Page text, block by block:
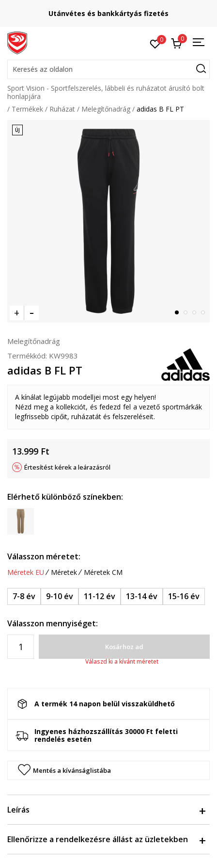
Utánvétes és bankkártyás fizetés
0 0
Keresés az oldalon
Sport Vision - Sportfelszerelés, lábbeli és ruházatot árusító bolt
honlapjára
Termékek
Ruházat Melegítőnadrág adidas B FL PT
ÚJ
Melegítőnadrág
Termékkód: KW9983
adidas B FL PT
A kínálat legújabb modelljei most egy helyen!
Nézd meg a kollekciót, és fedezd fel a vezető sportmárkák
legfrissebb cipőit, ruházatát és felszereléseit.
13.999 Ft
Értesítést kérek a leárazásról
Elérhető különböző színekben:
Válasszon méretet:
Méretek EU Méretek Méretek CM
7-8 év 9-10 év 11-12 év 13-14 év 15-16 év
Válasszon mennyiséget:
Kosárhoz ad
Válaszd ki a kívánt méretet
A termék 14 napon belül visszaküldhető
Ingyenes házhozszállítás 30000 Ft feletti
rendelés esetén
Mentés a kívánságlistába
Leírás
Ellenőrizze a rendelkezésre állást az üzletekben